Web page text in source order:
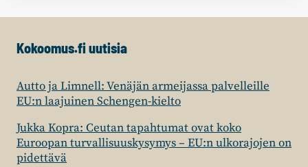
Kokoomus.fi uutisia
Autto ja Limnell: Venäjän armeijassa palvelleille
EU:n laajuinen Schengen-kielto
Jukka Kopra: Ceutan tapahtumat ovat koko
Euroopan turvallisuuskysymys – EU:n ulkorajojen on
pidettävä